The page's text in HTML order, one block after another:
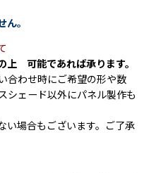
ん。
上 可能であれば承ります。
合わせ時にご希望の形や数
ェード以外にパネル製作も
い場合もございます。ご了承